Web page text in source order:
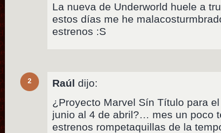
La nueva de Underworld huele a
estos días me he
estrenos :S
2 Raúl dijo:
¿Proyecto Marvel Sín Título para
junio al 4 de abril?… mes un poco
estrenos rompetaquillas de la